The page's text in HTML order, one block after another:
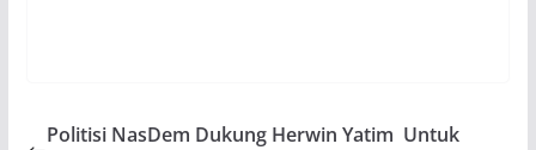
Politisi NasDem Dukung Herwin Yatim Untuk